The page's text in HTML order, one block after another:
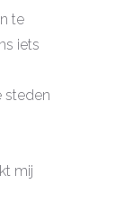
te
iets
steden
mij